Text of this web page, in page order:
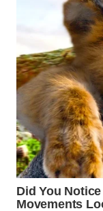
SERIBU
WN
TANGERANG
WN
BINJAI
WN
CIREBON
WN